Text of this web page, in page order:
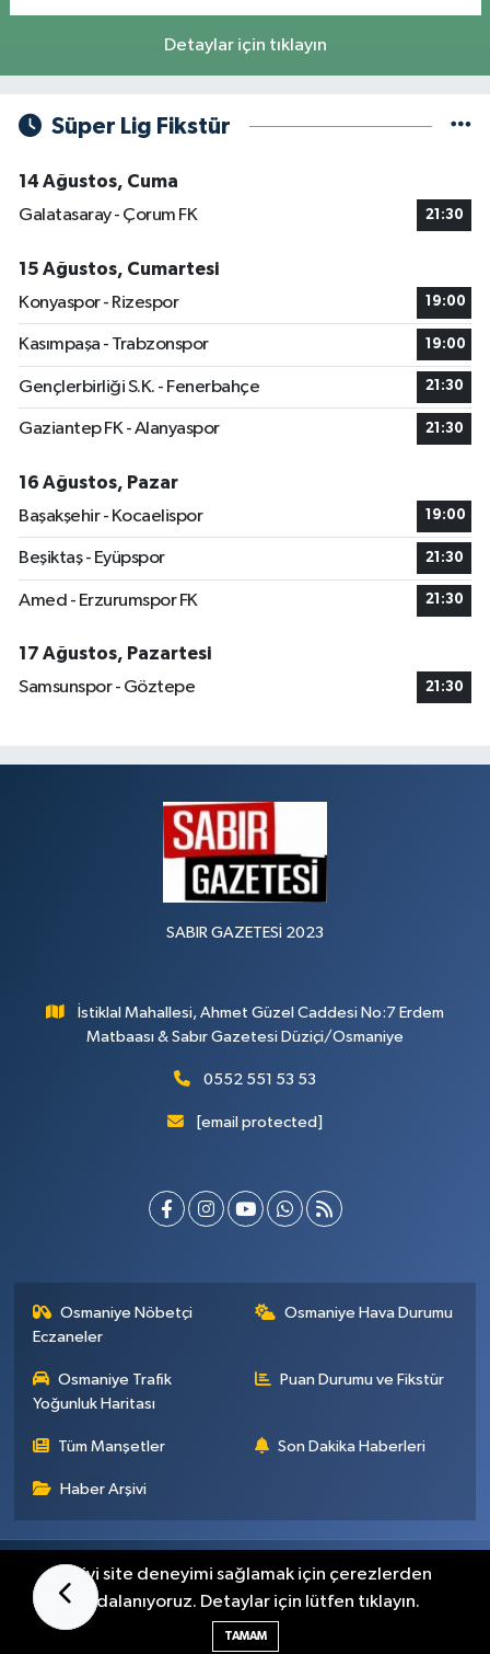
Detaylar için tıklayın
Süper Lig Fikstür
14 Ağustos, Cuma
Galatasaray - Çorum FK
21:30
15 Ağustos, Cumartesi
Konyaspor - Rizespor
19:00
Kasımpaşa - Trabzonspor 19:00
Gençlerbirliği S.K. - Fenerbahçe 21:30
Gaziantep FK - Alanyaspor 21:30
16 Ağustos, Pazar
Başakşehir - Kocaelispor
19:00
Beşiktaş - Eyüpspor 21:30
Amed - Erzurumspor FK 21:30
17 Ağustos, Pazartesi
Samsunspor - Göztepe
21:30
SABIR GAZETESİ 2023
İstiklal Mahallesi, Ahmet Güzel Caddesi No:7 Erdem
Matbaası & Sabır Gazetesi Düziçi/Osmaniye
0552 551 53 53
[email protected]
Osmaniye Nöbetçi
Eczaneler
Osmaniye Hava Durumu
Osmaniye Trafik
Yoğunluk Haritası
Puan Durumu ve Fikstür
Tüm Manşetler Son Dakika Haberleri
Haber Arşivi
Künye İletişim Gizlilik Sözleşmesi
Haber Yazılımı:
En iyi site deneyimi sağlamak için çerezlerden
faydalanıyoruz. Detaylar için lütfen tıklayın.
TAMAM